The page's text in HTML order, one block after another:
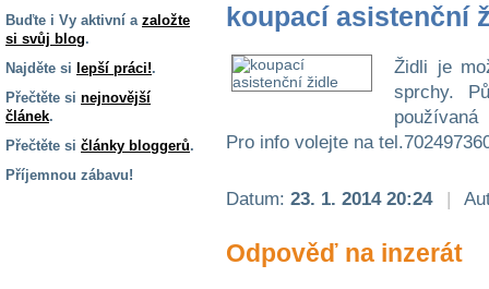
Buďte i Vy aktivní a založte
si svůj blog.
Najděte si lepší práci!.
Přečtěte si nejnovější
článek.
Přečtěte si články bloggerů.
Příjemnou zábavu!
koupací asistenční
Židli je
sprchy.
Pro info volejte na
Datum: 23. 1. 2014 20:24 |
Odpověď na inzerát